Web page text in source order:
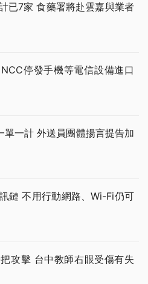
已7家 食藥署將赴雲嘉與業者
停發手機等電信設備進口
一計 外送員團體揚言提告加
鏈 不用行動網路、Wi-Fi仍可
攻擊 台中教師右眼受傷有失